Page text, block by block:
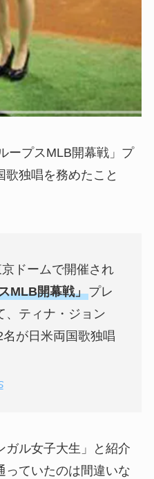
ープスMLB開幕戦」プ
歌独唱を務めたこと
ドームで開催され
MLB開幕戦」プレ
、ティナ・ジョン
名が日米両国歌独唱
ガル女子大生」と紹介
っていたのは間違いな